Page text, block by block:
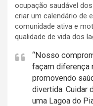
ocupação saudável
criar um calendário de
comunidade ativa e
qualidade de vida dos
“Nosso
façam diferença
promovendo
divertida. Cuidar
uma Lagoa do